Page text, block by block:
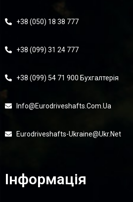
+38 (050) 18 38 777
+38 (099) 31 24 777
+38 (099) 54 71 900 Бухгалтерія
Info@eurodriveshafts.com.ua
Eurodriveshafts-Ukraine@ukr.net
Інформація